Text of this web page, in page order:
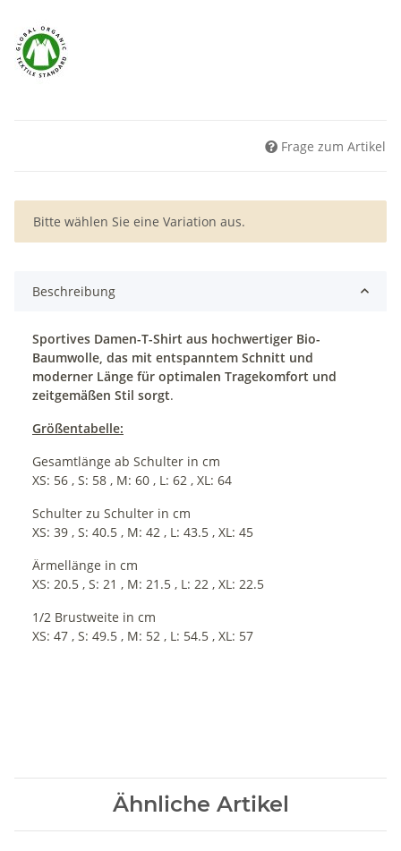
Frage zum Artikel
x
Bitte wählen Sie eine Variation aus.
Beschreibung
Sportives Damen-T-Shirt aus hochwertiger Bio-
Baumwolle, das mit entspanntem Schnitt und
moderner Länge für optimalen Tragekomfort und
zeitgemäßen Stil sorgt.
Größentabelle:
Gesamtlänge ab Schulter in cm
XS: 56 , S: 58 , M: 60 , L: 62 , XL: 64
Schulter zu Schulter in cm
XS: 39 , S: 40.5 , M: 42 , L: 43.5 , XL: 45
Ärmellänge in cm
XS: 20.5 , S: 21 , M: 21.5 , L: 22 , XL: 22.5
1/2 Brustweite in cm
XS: 47 , S: 49.5 , M: 52 , L: 54.5 , XL: 57
Ähnliche Artikel